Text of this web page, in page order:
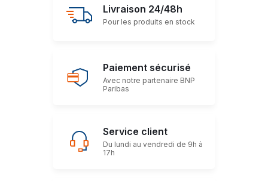
Livraison 24/48h
Pour les produits en stock
Paiement sécurisé
Avec notre partenaire BNP
Paribas
Service client
Du lundi au vendredi de 9h à
17h